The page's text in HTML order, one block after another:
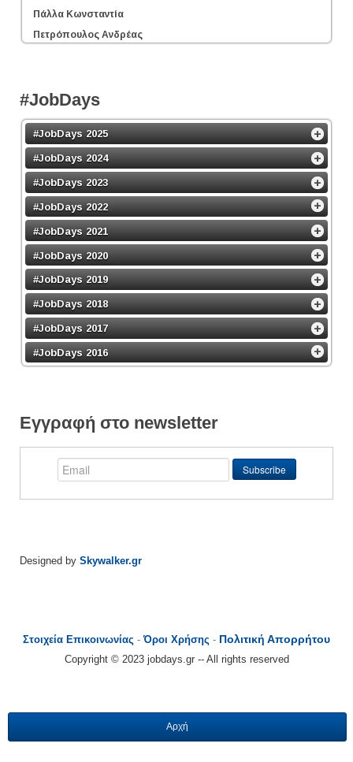
Πάλλα Κωνσταντία
Πετρόπουλος Ανδρέας
#JobDays
#JobDays 2025
#JobDays 2024
#JobDays 2023
#JobDays 2022
#JobDays 2021
#JobDays 2020
#JobDays 2019
#JobDays 2018
#JobDays 2017
#JobDays 2016
Εγγραφή στο newsletter
Designed by Skywalker.gr
Στοιχεία Επικοινωνίας -Όροι Χρήσης - Πολιτική Απορρήτου
Copyright © 2023 jobdays.gr -- All rights reserved
Αρχή